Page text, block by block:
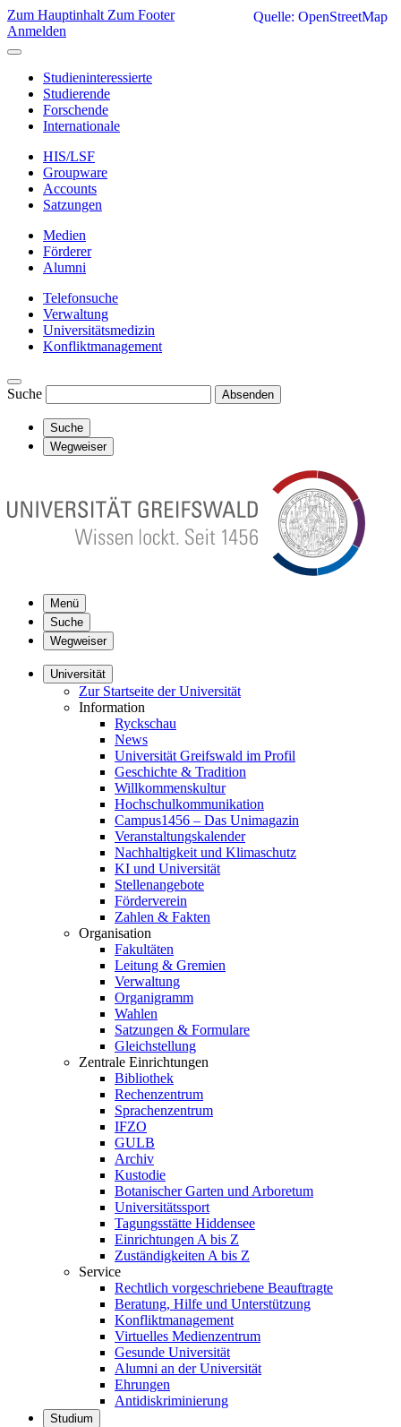
Zum Hauptinhalt Zum Footer
Anmelden
Studieninteressierte
Studierende
Forschende
Internationale
HIS/LSF
Groupware
Accounts
Satzungen
Medien
Förderer
Alumni
Telefonsuche
Verwaltung
Universitätsmedizin
Konfliktmanagement
Suche Absenden
Suche
Wegweiser
Menü
Suche
Wegweiser
Universität
Zur Startseite der Universität
Information
Ryckschau
News
Universität Greifswald im Profil
Geschichte & Tradition
Willkommenskultur
Hochschulkommunikation
Campus1456 – Das Unimagazin
Veranstaltungskalender
Nachhaltigkeit und Klimaschutz
KI und Universität
Stellenangebote
Förderverein
Zahlen & Fakten
Organisation
Fakultäten
Leitung & Gremien
Verwaltung
Organigramm
Wahlen
Satzungen & Formulare
Gleichstellung
Zentrale Einrichtungen
Bibliothek
Rechenzentrum
Sprachenzentrum
IFZO
GULB
Archiv
Kustodie
Botanischer Garten und Arboretum
Universitätssport
Tagungsstätte Hiddensee
Einrichtungen A bis Z
Zuständigkeiten A bis Z
Service
Rechtlich vorgeschriebene Beauftragte
Beratung, Hilfe und Unterstützung
Konfliktmanagement
Virtuelles Medienzentrum
Gesunde Universität
Alumni an der Universität
Ehrungen
Antidiskriminierung
Studium
Quelle: OpenStreetMap